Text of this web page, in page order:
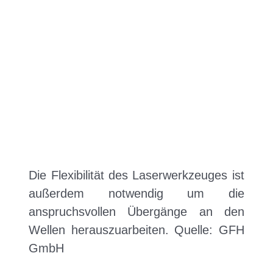
Die Flexibilität des Laserwerkzeuges ist
außerdem notwendig um die
anspruchsvollen Übergänge an den
Wellen herauszuarbeiten. Quelle: GFH
GmbH